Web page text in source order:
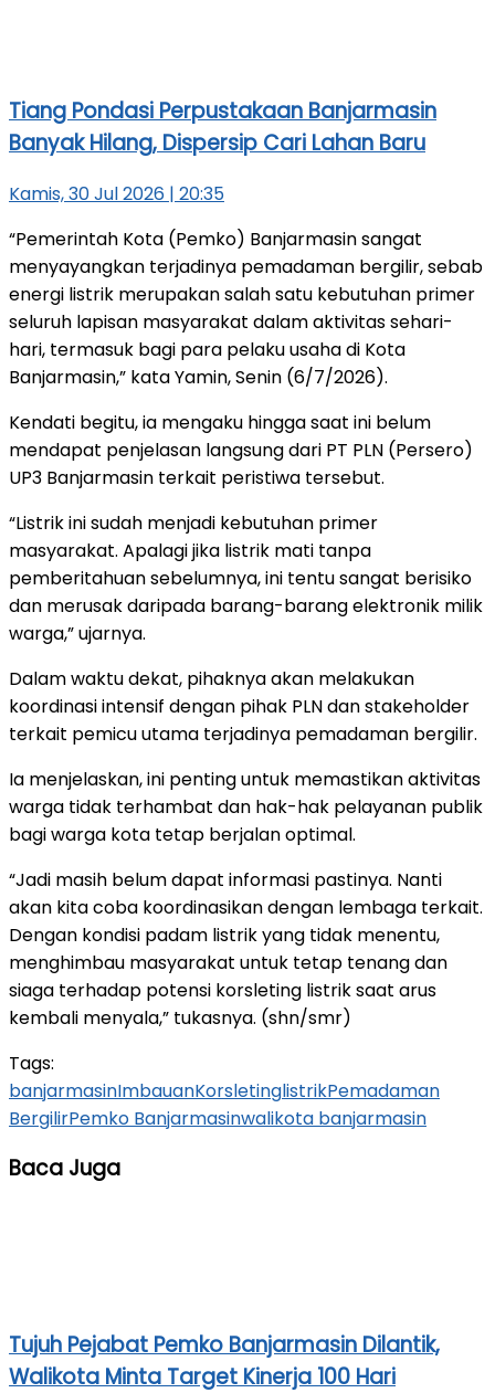
Tiang Pondasi Perpustakaan Banjarmasin
Banyak Hilang, Dispersip Cari Lahan Baru
Kamis, 30 Jul 2026 | 20:35
“Pemerintah Kota (Pemko) Banjarmasin sangat
menyayangkan terjadinya pemadaman bergilir, sebab
energi listrik merupakan salah satu kebutuhan primer
seluruh lapisan masyarakat dalam aktivitas sehari-
hari, termasuk bagi para pelaku usaha di Kota
Banjarmasin,” kata Yamin, Senin (6/7/2026).
Kendati begitu, ia mengaku hingga saat ini belum
mendapat penjelasan langsung dari PT PLN (Persero)
UP3 Banjarmasin terkait peristiwa tersebut.
“Listrik ini sudah menjadi kebutuhan primer
masyarakat. Apalagi jika listrik mati tanpa
pemberitahuan sebelumnya, ini tentu sangat berisiko
dan merusak daripada barang-barang elektronik milik
warga,” ujarnya.
Dalam waktu dekat, pihaknya akan melakukan
koordinasi intensif dengan pihak PLN dan stakeholder
terkait pemicu utama terjadinya pemadaman bergilir.
Ia menjelaskan, ini penting untuk memastikan aktivitas
warga tidak terhambat dan hak-hak pelayanan publik
bagi warga kota tetap berjalan optimal.
“Jadi masih belum dapat informasi pastinya. Nanti
akan kita coba koordinasikan dengan lembaga terkait.
Dengan kondisi padam listrik yang tidak menentu,
menghimbau masyarakat untuk tetap tenang dan
siaga terhadap potensi korsleting listrik saat arus
kembali menyala,” tukasnya. (shn/smr)
Tags:
banjarmasinImbauanKorsletinglistrikPemadaman
BergilirPemko Banjarmasinwalikota banjarmasin
Baca Juga
Tujuh Pejabat Pemko Banjarmasin Dilantik,
Walikota Minta Target Kinerja 100 Hari